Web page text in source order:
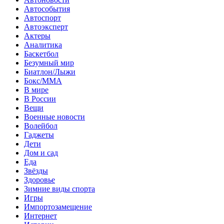
Автособытия
Автоспорт
Автоэксперт
Актеры
Аналитика
Баскетбол
Безумный мир
Биатлон/Лыжи
Бокс/MMA
В мире
В России
Вещи
Военные новости
Волейбол
Гаджеты
Дети
Дом и сад
Еда
Звёзды
Здоровье
Зимние виды спорта
Игры
Импортозамещение
Интернет